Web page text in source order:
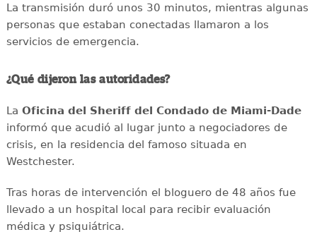
La transmisión duró unos 30 minutos, mientras algunas
personas que estaban conectadas llamaron a los
servicios de emergencia.
¿Qué dijeron las autoridades?
La Oficina del Sheriff del Condado de Miami-Dade
informó que acudió al lugar junto a negociadores de
crisis, en la residencia del famoso situada en
Westchester.
Tras horas de intervención el bloguero de 48 años fue
llevado a un hospital local para recibir evaluación
médica y psiquiátrica.